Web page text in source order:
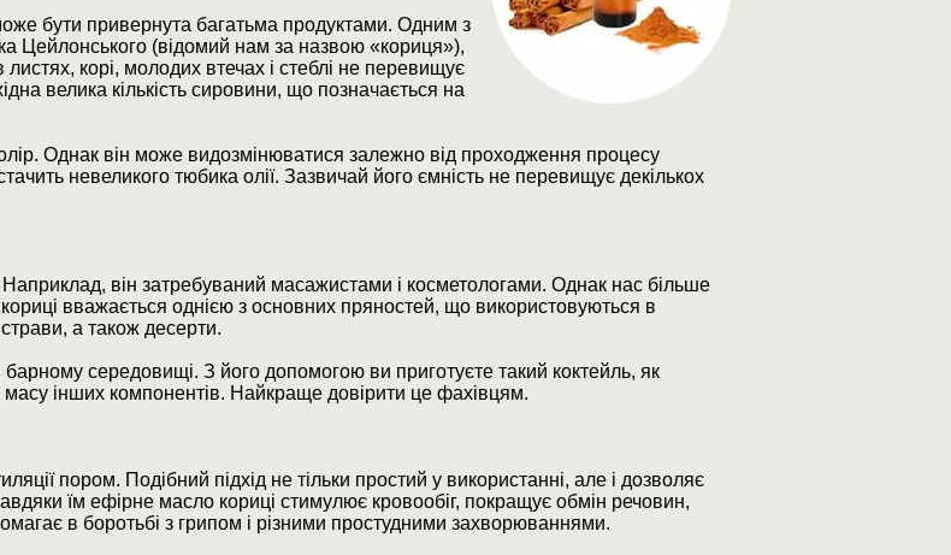
бути привернута багатьма продуктами. Одним з
Цейлонського (відомий нам за назвою «кориця»),
корі, молодих втечах і стеблі не перевищує
велика кількість сировини, що позначається на
Однак він може видозмінюватися залежно від проходження процесу
невеликого тюбика олії. Зазвичай його ємність не перевищує декількох
він затребуваний масажистами і косметологами. Однак нас більше
вважається однією з основних пряностей, що використовуються в
страви, а також десерти.
барному середовищі. З його допомогою ви приготуєте такий коктейль, як
інших компонентів. Найкраще довірити це фахівцям.
пором. Подібний підхід не тільки простий у використанні, але і дозволяє
їм ефірне масло кориці стимулює кровообіг, покращує обмін речовин,
в боротьбі з грипом і різними простудними захворюваннями.